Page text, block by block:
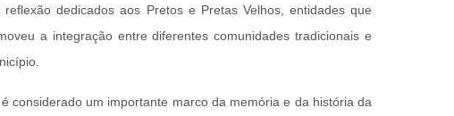
dedicados aos Pretos e Pretas Velhos, entidades que
a integração entre diferentes comunidades tradicionais e
considerado um importante marco da memória e da história da